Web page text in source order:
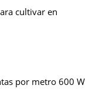
cultivar en
por metro 600 W